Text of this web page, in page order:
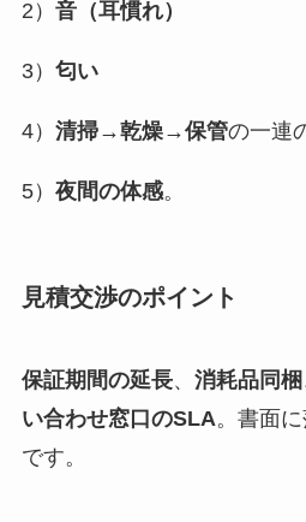
2） 音（耳慣れ）
3） 匂い
4） 清掃→乾燥→保管の一連
5） 夜間の体感。
見積交渉のポイント
保証期間の延長、 消耗品同梱
い合わせ窓口のSLA。書面
です。